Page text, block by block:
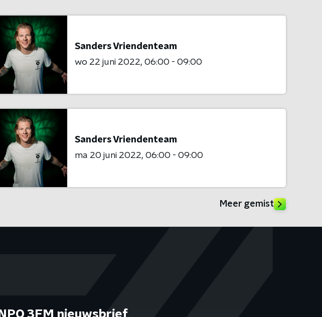
Sanders Vriendenteam
wo 22 juni 2022 06:00 - 09:00
Sanders Vriendenteam
ma 20 juni 2022 06:00 - 09:00
Meer gemist
NPO 3FM nieuwsbrief